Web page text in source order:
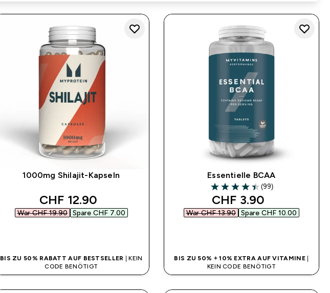
1000mg Shilajit-Kapseln
discounted price
CHF 12.90‎
War CHF 19.90‎ Spare CHF 7.00‎
BIS ZU 50% RABATT AUF BESTSELLER | KEIN
CODE BENÖTIGT
Essentielle BCAA
4.44 out of 5 stars
(99)
discounted price
CHF 3.90‎
War CHF 13.90‎ Spare CHF 10.00‎
BIS ZU 50% + 10% EXTRA AUF VITAMINE |
KEIN CODE BENÖTIGT